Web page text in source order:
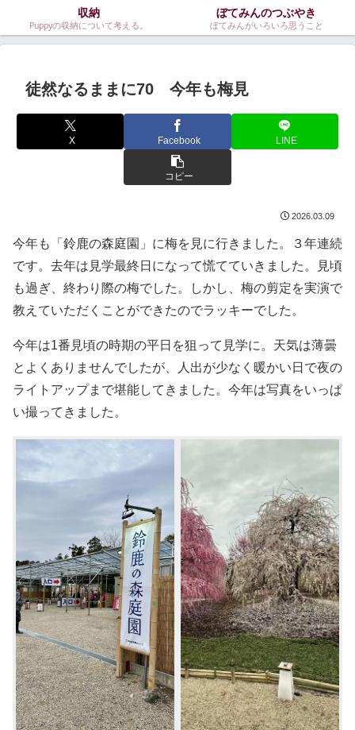
収納
Puppyの収納について考える。
ぼてみんのつぶやき
ぼてみんがいろいろ思うこと
徒然なるままに70 今年も梅見
X Facebook LINE
コピー
2026.03.09
今年も「鈴鹿の森庭園」に梅を見に行きました。３年連続
です。去年は見学最終日になって慌てていきました。見頃
も過ぎ、終わり際の梅でした。しかし、梅の剪定を実演で
教えていただくことができたのでラッキーでした。
今年は1番見頃の時期の平日を狙って見学に。天気は薄曇
とよくありませんでしたが、人出が少なく暖かい日で夜の
ライトアップまで堪能してきました。今年は写真をいっぱ
い撮ってきました。